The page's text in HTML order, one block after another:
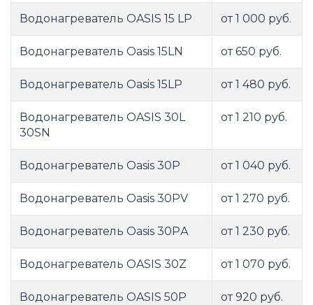
Водонагреватель OASIS 15 LP от 1 000 руб.
Водонагреватель Oasis 15LN от 650 руб.
Водонагреватель Oasis 15LP от 1 480 руб.
Водонагреватель OASIS 30L
30SN
от 1 210 руб.
Водонагреватель Oasis 30P от 1 040 руб.
Водонагреватель Oasis 30PV от 1 270 руб.
Водонагреватель Oasis 30PА от 1 230 руб.
Водонагреватель OASIS 30Z от 1 070 руб.
Водонагреватель OASIS 50P от 920 руб.